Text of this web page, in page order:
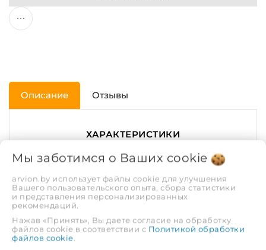
Описание Отзывы
ХАРАКТЕРИСТИКИ
Цвет Белый
Длина, м 1
Мы заботимся о Ваших cookie
arvion.by использует файлы cookie для улучшения
Вашего пользовательского опыта, сбора статистики
и представления персонализированных
рекомендаций.
Нажав «Принять», Вы даете согласие на обработку
файлов cookie в соответствии с Политикой обработки
файлов cookie